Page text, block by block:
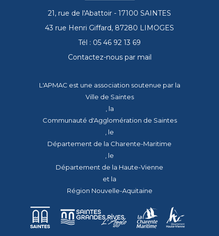
21, rue de l'Abattoir - 17100 SAINTES
43 rue Henri Giffard, 87280 LIMOGES
Tél : 05 46 92 13 69
Contactez-nous par mail
L'APMAC est une association soutenue par la
Ville de Saintes
, la
Communauté d'Agglomération de Saintes
, le
Département de la Charente-Maritime
, le
Département de la Haute-Vienne
et la
Région Nouvelle-Aquitaine